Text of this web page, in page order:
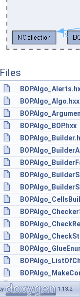
Files
BOPAlgo_Algo.hxx
BOPAlgo_BOP.hxx
1.13.2